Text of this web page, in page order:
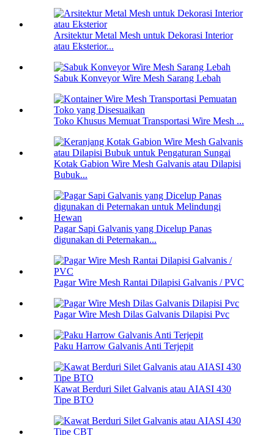
Arsitektur Metal Mesh untuk Dekorasi Interior
atau Eksterior...
Sabuk Konveyor Wire Mesh Sarang Lebah
Toko Khusus Memuat Transportasi Wire Mesh ...
Kotak Gabion Wire Mesh Galvanis atau Dilapisi
Bubuk...
Pagar Sapi Galvanis yang Dicelup Panas
digunakan di Peternakan...
Pagar Wire Mesh Rantai Dilapisi Galvanis / PVC
Pagar Wire Mesh Dilas Galvanis Dilapisi Pvc
Paku Harrow Galvanis Anti Terjepit
Kawat Berduri Silet Galvanis atau AIASI 430
Tipe BTO